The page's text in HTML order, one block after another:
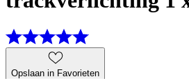
Opslaan in Favorieten